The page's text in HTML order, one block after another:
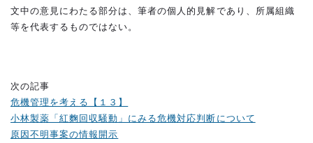
文中の意見にわたる部分は、筆者の個人的見解であり、所属組織
等を代表するものではない。
次の記事
危機管理を考える【１３】
小林製薬「紅麴回収騒動」にみる危機対応判断について
原因不明事案の情報開示